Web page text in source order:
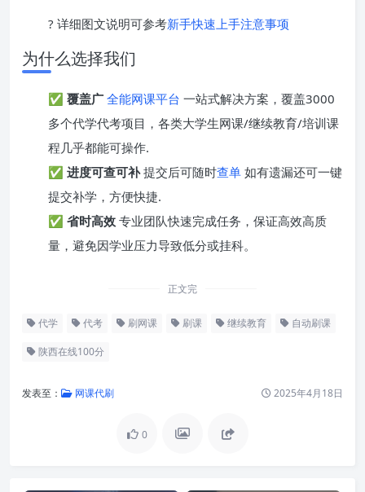
? 详细图文说明可参考新手快速上手注意事项
为什么选择我们
✅ 覆盖广 全能网课平台 一站式解决方案，覆盖3000
多个代学代考项目，各类大学生网课/继续教育/培训课
程几乎都能可操作.
✅ 进度可查可补提交后可随时查单 如有遗漏还可一键
提交补学，方便快捷.
✅ 省时高效 专业团队快速完成任务，保证高效高质
量，避免因学业压力导致低分或挂科。
正文完
代学 代考 刷网课 刷课 继续教育 自动刷课
陕西在线100分
发表至： 网课代刷 2025年4月18日
0